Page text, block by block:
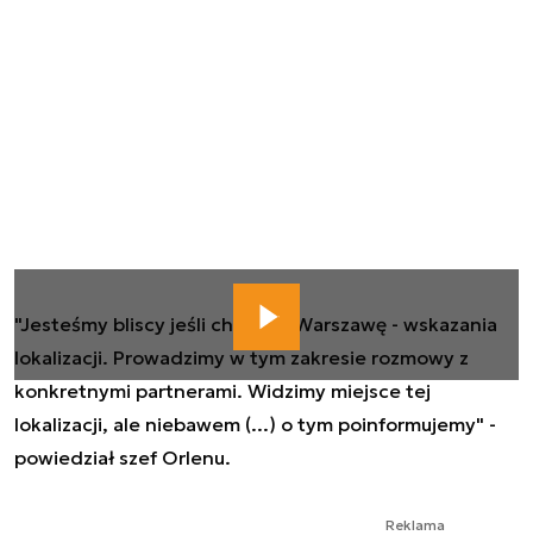
"Jesteśmy bliscy jeśli chodzi o Warszawę - wskazania
lokalizacji. Prowadzimy w tym zakresie rozmowy z
konkretnymi partnerami. Widzimy miejsce tej
lokalizacji, ale niebawem (...) o tym poinformujemy" -
powiedział szef Orlenu.
Reklama